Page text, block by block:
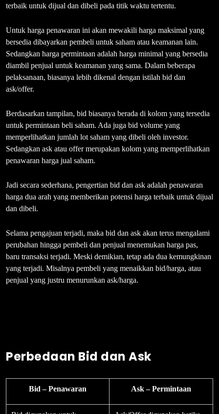
terbaik untuk dijual dan dibeli pada titik waktu tertentu.
Untuk harga penawaran ini akan mewakili harga maksimal yang
bersedia dibayarkan pembeli untuk saham atau keamanan lain.
Sedangkan harga permintaan adalah harga minimal yang bersedia
diambil penjual untuk keamanan yang sama. Dalam beberapa
pelaksanaan, biasanya lebih dikenal dengan istilah bid dan
ask/offer.
Berdasarkan tampilan, bid biasanya berada di kolom yang tersedia
untuk permintaan beli saham. Ada juga bid volume yang
memperlihatkan jumlah lot saham yang dibeli oleh investor.
Sedangkan ask atau offer merupakan kolom yang memperlihatkan
penawaran harga jual saham.
Jadi secara sederhana, pengertian bid dan ask adalah penawaran
harga dua arah yang memberikan potensi harga terbaik untuk dijual
dan dibeli.
Selama pengajuan terjadi, maka bid dan ask akan terus mengalami
perubahan hingga pembeli dan penjual menemukan harga pas,
baru transaksi terjadi. Meski demikian, tetap ada dua kemungkinan
yang terjadi. Misalnya pembeli yang menaikkan bid/harga, atau
penjual yang justru menurunkan ask/harga.
Perbedaan Bid dan Ask
Bid – Penawaran Ask – Permintaan